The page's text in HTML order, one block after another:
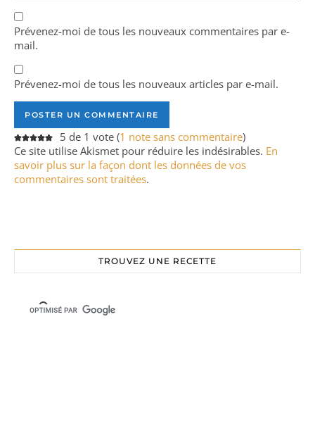
Prévenez-moi de tous les nouveaux commentaires par e-
mail.
Prévenez-moi de tous les nouveaux articles par e-mail.
5 de 1 vote (1 note sans commentaire)
Ce site utilise Akismet pour réduire les indésirables. En
savoir plus sur la façon dont les données de vos
commentaires sont traitées.
TROUVEZ UNE RECETTE